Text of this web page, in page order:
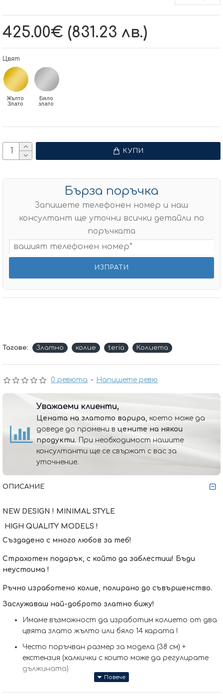
0 ревюта - Напишете ревю
425.00€ (831.23 лв.)
Цвят
Жълто
Злато
Бяло
злато
КУПИ
Бърза поръчка
Запишете телефонен номер и наш
консултант ще уточни всички детайли по
поръчката
Тагове: Златно колие teria Колиета
Уважаеми клиенти,
Цената на златото варира, което може да
доведе до промени в цените на някои
продукти. При необходимост нашите
консултанти ще се свържат с вас за
уточнение.
ОПИСАНИЕ
NEW DESIGN ! MINIMAL STYLE
HIGH QUALITY MODELS !
Създадено с много любов за теб!
Страхотен подарък, с който да заблестиш! Бъди
неустоима !
Ръчно изработено колие, полирано до съвършенство.
Заслужаваш най-доброто златно бижу!
Имаме възможност да изработим кoлието от два
цвята злато жълто или бяло 14 карата !
Често поръчван размер за модела (38 см) +
екстензия (халкички с които може да регулирате
дължината)